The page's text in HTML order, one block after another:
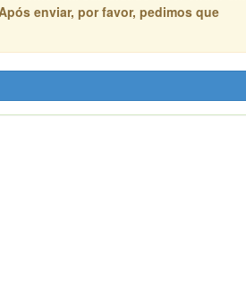
enviar, por favor, pedimos que